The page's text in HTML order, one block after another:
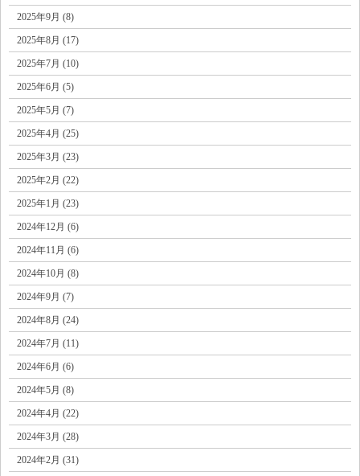
2025年9月 (8)
2025年8月 (17)
2025年7月 (10)
2025年6月 (5)
2025年5月 (7)
2025年4月 (25)
2025年3月 (23)
2025年2月 (22)
2025年1月 (23)
2024年12月 (6)
2024年11月 (6)
2024年10月 (8)
2024年9月 (7)
2024年8月 (24)
2024年7月 (11)
2024年6月 (6)
2024年5月 (8)
2024年4月 (22)
2024年3月 (28)
2024年2月 (31)